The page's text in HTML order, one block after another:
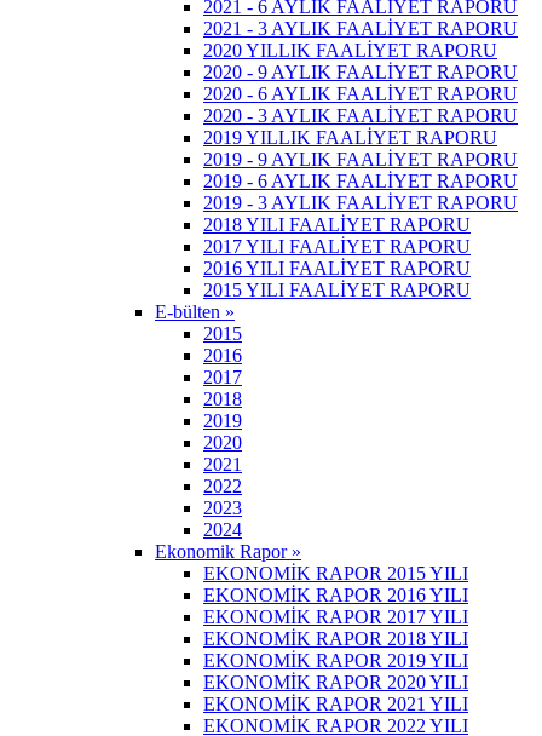
2021 - 6 AYLIK FAALİYET RAPORU
2021 - 3 AYLIK FAALİYET RAPORU
2020 YILLIK FAALİYET RAPORU
2020 - 9 AYLIK FAALİYET RAPORU
2020 - 6 AYLIK FAALİYET RAPORU
2020 - 3 AYLIK FAALİYET RAPORU
2019 YILLIK FAALİYET RAPORU
2019 - 9 AYLIK FAALİYET RAPORU
2019 - 6 AYLIK FAALİYET RAPORU
2019 - 3 AYLIK FAALİYET RAPORU
2018 YILI FAALİYET RAPORU
2017 YILI FAALİYET RAPORU
2016 YILI FAALİYET RAPORU
2015 YILI FAALİYET RAPORU
E-bülten »
2015
2016
2017
2018
2019
2020
2021
2022
2023
2024
Ekonomik Rapor »
EKONOMİK RAPOR 2015 YILI
EKONOMİK RAPOR 2016 YILI
EKONOMİK RAPOR 2017 YILI
EKONOMİK RAPOR 2018 YILI
EKONOMİK RAPOR 2019 YILI
EKONOMİK RAPOR 2020 YILI
EKONOMİK RAPOR 2021 YILI
EKONOMİK RAPOR 2022 YILI